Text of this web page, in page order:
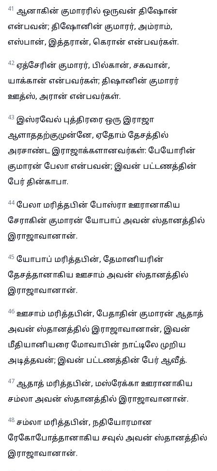
41 ஆனாகின் குமாரரில் ஒருவன் திஷோன்
என்பவன்; திஷோனின் குமாரர், அம்ராம்,
எஸ்பான், இத்தரான், கெரான் என்பவர்கள்.
42 ஏத்சேரின் குமாரர், பில்கான், சகவான்,
யாக்கான் என்பவர்கள்; திஷானின் குமாரர்
ஊத்ஸ், அரான் என்பவர்கள்.
43 இஸ்ரவேல் புத்திரரை ஒரு இராஜா
ஆளாததற்குமுன்னே, ஏதோம் தேசத்தில்
அரசாண்ட இராஜாக்களானவர்கள்: பேயோரின்
குமாரன் பேலா என்பவன்; இவன் பட்டணத்தின்
பேர் தின்காபா.
44 பேலா மரித்தபின் போஸ்ரா ஊரானாகிய
சேராகின் குமாரன் யோபாப் அவன் ஸ்தானத்தில்
இராஜாவானான்.
45 யோபாப் மரித்தபின், தேமானியரின்
தேசத்தானாகிய ஊசாம் அவன் ஸ்தானத்தில்
இராஜாவானான்.
46 ஊசாம் மரித்தபின், பேதாதின் குமாரன் ஆதாத்
அவன் ஸ்தானத்தில் இராஜாவானான், இவன்
மீதியானியரை மோவாபின் நாட்டிலே முறிய
அடித்தவன்; இவன் பட்டணத்தின் பேர் ஆவீத்.
47 ஆதாத் மரித்தபின், மஸ்ரேக்கா ஊரானாகிய
சம்லா அவன் ஸ்தானத்தில் இராஜாவானான்.
48 சம்லா மரித்தபின், நதியோரமான
ரேகோபோத்தானாகிய சவுல் அவன் ஸ்தானத்தில்
இராஜாவானான்.